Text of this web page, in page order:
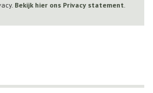
Bekijk hier ons Privacy statement.